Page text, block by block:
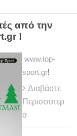
από την
!
www.top-
sport.gr!
Διαβάστε
Περισσότερ
α